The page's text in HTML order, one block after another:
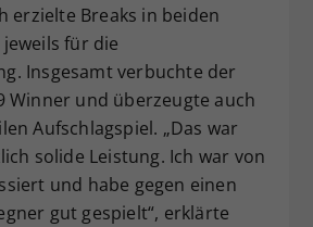
erzielte Breaks in beiden
für die
Insgesamt verbuchte der
Winner und überzeugte auch
Aufschlagspiel. „Das war
solide Leistung. Ich war von
und habe gegen einen
gut gespielt“, erklärte